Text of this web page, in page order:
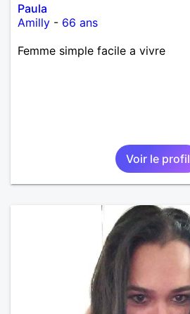
Paula
Amilly - 66 ans
Femme simple facile a vivre
Voir le profil